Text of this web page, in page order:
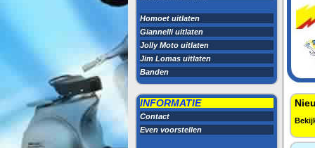
Homoet uitlaten
Giannelli uitlaten
Jolly Moto uitlaten
Jim Lomas uitlaten
Banden
INFORMATIE
Contact
Even voorstellen